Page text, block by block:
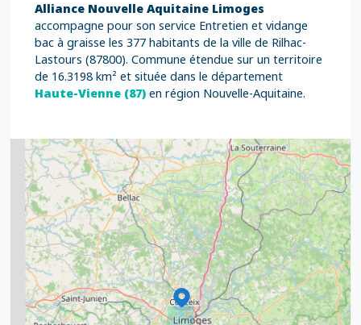
Alliance Nouvelle Aquitaine Limoges
accompagne pour son service Entretien et vidange
bac à graisse les 377 habitants de la ville de Rilhac-
Lastours (87800). Commune étendue sur un territoire
de 16.3198 km² et située dans le département
Haute-Vienne (87) en région Nouvelle-Aquitaine.
2
7
6
2
9
8
5
11
7